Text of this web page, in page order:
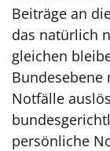
Beiträge an
das natürlich
gleichen
Notfälle
persönliche